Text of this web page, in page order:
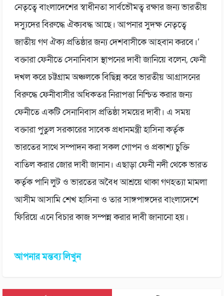
নেতৃত্বে বাংলাদেশের স্বাধীনতা সার্বভৌমত্ব রক্ষার জন্য ভারতীয়
দস্যুদের বিরুদ্ধে ঐক্যবদ্ধ আছে। আপনার সুদক্ষ নেতৃত্বে
জাতীয় গণ ঐক্য প্রতিষ্ঠার জন্য দেশবাসীকে আহবান করবে।’
বক্তারা ফেনীতে সেনানিবাস স্থাপনের দাবী জানিয়ে বলেন, ফেনী
দখল করে চট্টগ্রাম অঞ্চলকে বিছিন্ন করে ভারতীয় আগ্রাসনের
বিরুদ্ধে ফেনীবাসীর অধিকতর নিরাপত্তা নিশ্চিত করার জন্য
ফেনীতে একটি সেনানিবাস প্রতিষ্ঠা সময়ের দাবী। এ সময়
বক্তারা পুতুল সরকারের সাবেক প্রধানমন্ত্রী হাসিনা কর্তৃক
ভারতের সাথে সম্পাদন করা সকল গোপন ও প্রকাশ্য চুক্তি
বাতিল করার জোর দাবী জানান। এছাড়া ফেনী নদী থেকে ভারত
কর্তৃক পানি লুট ও ভারতের অবৈধ আশ্রয়ে থাকা গণহত্যা মামলা
আসীম আসামি শেখ হাসিনা ও তার সাঙ্গপাঙ্গদের বাংলাদেশে
ফিরিয়ে এনে বিচার কাজ সম্পন্ন করার দাবী জানানো হয়।
আপনার মন্তব্য লিখুন